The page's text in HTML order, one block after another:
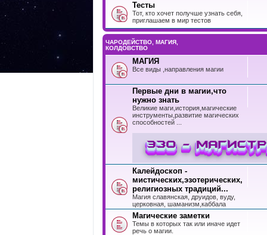
Тесты
Тот, кто хочет получше узнать себя,
приглашаем в мир тестов
ЧАРОДЕЙСТВО, МАГИЯ,
КОЛДОВСТВО
МАГИЯ
Все виды ,направления магии
Первые дни в магии,что
нужно знать
Великие маги,история,магические
инструменты,развитие магических
способностей ...
Калейдоскоп -
мистических,эзотерических,
религиозных традиций...
Магия славянская, друидов, вуду,
церковная, шаманизм,каббала
Магические заметки
Темы в которых так или иначе идет
речь о магии.